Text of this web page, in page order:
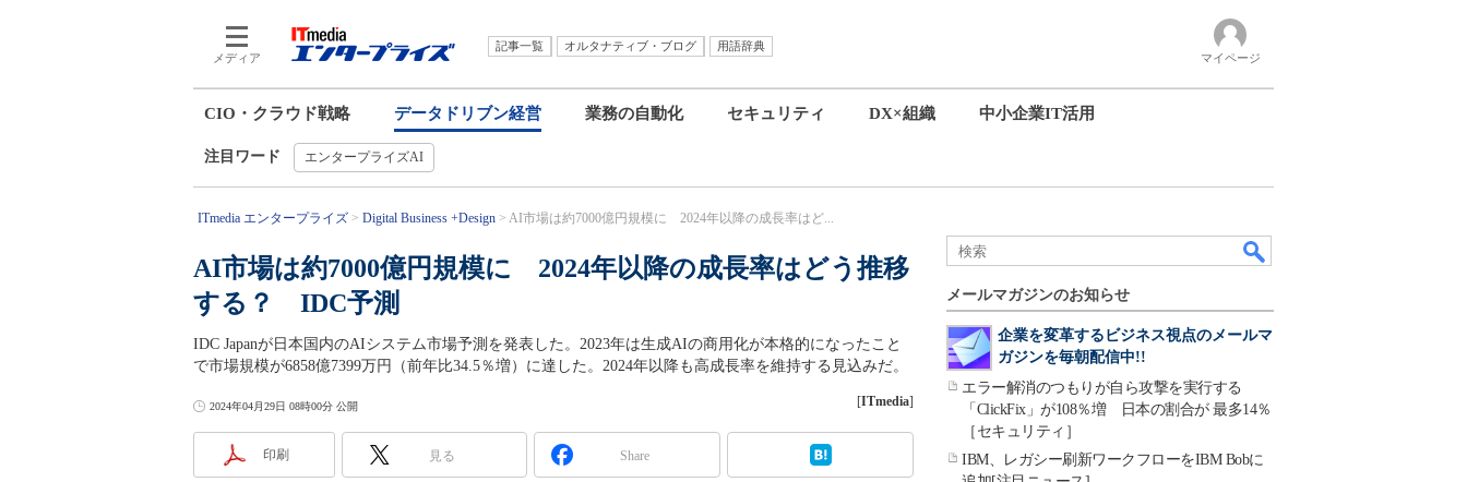
メディア
記事一覧 オルタナティブ・ブログ
用語辞典
マイページ
CIO・クラウド戦略 データドリブン経営 業務の自動化 セキュリティ DX×組織 中小企業IT活用
注目ワード エンタープライズAI
ITmedia エンタープライズ Digital Business +Design AI市場は約7000億円規模に 2024年以降の成長率はど...
AI市場は約7000億円規模に 2024年以降の成長率はどう推移
する？ IDC予測
IDC Japanが日本国内のAIシステム市場予測を発表した。2023年は生成AIの商用化が本格的になったこと
で市場規模が6858億7399万円（前年比34.5％増）に達した。2024年以降も高成長率を維持する見込みだ。
2024年04月29日 08時00分 公開 [ITmedia]
印刷 見る Share
メールマガジンのお知らせ
企業を変革するビジネス視点のメールマ
ガジンを毎朝配信中!!
エラー解消のつもりが自ら攻撃を実行する
「ClickFix」が108％増 日本の割合が 最多14％
［セキュリティ］
IBM、レガシー刷新ワークフローをIBM Bobに